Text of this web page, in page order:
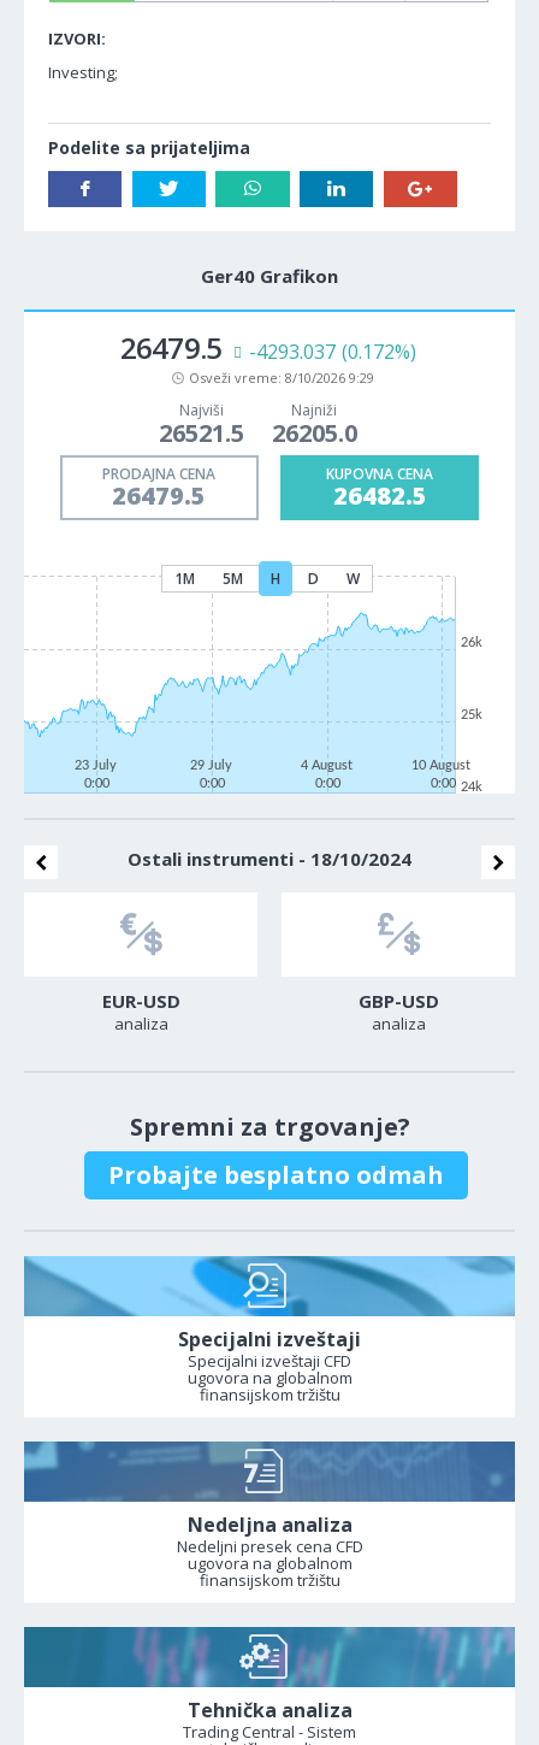
IZVORI:
Investing;
Podelite sa prijateljima
Ger40 Grafikon
26479.5 -4293.037 (0.172%)
Osveži vreme: 8/10/2026 9:29
Najviši
26521.5
Najniži
26205.0
PRODAJNA CENA
26479.5
KUPOVNA CENA
26482.5
1M 5M H D W
23 July
0:00
29 July
0:00
4 August
0:00
10 August
0:00 24k
25k
26k
Ostali instrumenti - 18/10/2024
EUR-USD
analiza
GBP-USD
analiza
Spremni za trgovanje?
Probajte besplatno odmah
Specijalni izveštaji
Specijalni izveštaji CFD
ugovora na globalnom
finansijskom tržištu
Nedeljna analiza
Nedeljni presek cena CFD
ugovora na globalnom
finansijskom tržištu
Tehnička analiza
Trading Central - Sistem